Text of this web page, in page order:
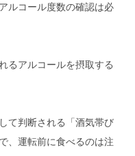
ルコール度数の確認は必
るアルコールを摂取する
て判断される「酒気帯び
、運転前に食べるのは注